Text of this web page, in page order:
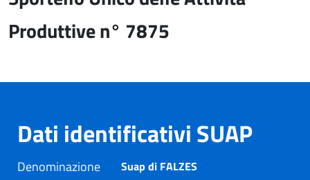
Produttive n° 7875
Dati identificativi SUAP
Denominazione Suap di FALZES